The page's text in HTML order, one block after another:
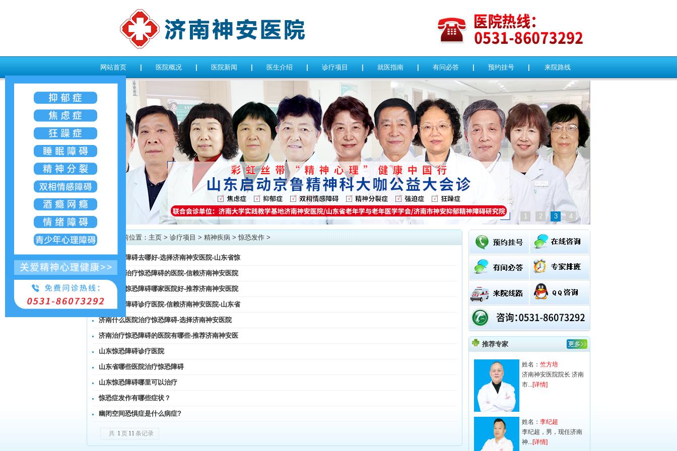
网站首页 医院概况 医院新闻 医生介绍 诊疗项目 就医指南 有问必答 预约挂号 来院路线
1 2 3 4
当前位置： 主页 > 诊疗项目 > 精神疾病 >惊恐发作 >
济南惊恐障碍去哪好-选择济南神安医院-山东省惊
济南专业治疗惊恐障碍的医院-信赖济南神安医院
济南治疗惊恐障碍哪家医院好-推荐济南神安医院
济南惊恐障碍诊疗医院-信赖济南神安医院-山东省
济南什么医院治疗惊恐障碍-选择济南神安医院
济南治疗惊恐障碍的医院有哪些-推荐济南神安医
山东惊恐障碍诊疗医院
山东省哪些医院治疗惊恐障碍
山东惊恐障碍哪里可以治疗
惊恐症发作有哪些症状？
幽闭空间恐惧症是什么病症?
共 1 页 11 条记录
推荐专家
姓名： 竺方培
济南神安医院院长 济南
市...[详情]
姓名： 李纪超
李纪超，男，现任济南
神...[详情]